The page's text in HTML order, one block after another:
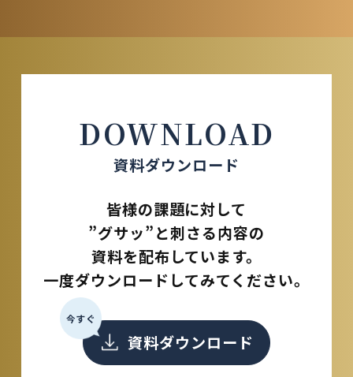
DOWNLOAD
資料ダウンロード
皆様の課題に対して
”グサッ”と刺さる内容の
資料を配布しています。
一度ダウンロードしてみてください。
今すぐ
資料ダウンロード